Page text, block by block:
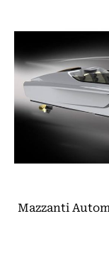
Mazzanti